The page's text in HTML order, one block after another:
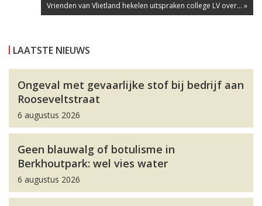
Vrienden van Vlietland hekelen uitspraken college LV over... »
LAATSTE NIEUWS
Ongeval met gevaarlijke stof bij bedrijf aan
Rooseveltstraat
6 augustus 2026
Geen blauwalg of botulisme in
Berkhoutpark: wel vies water
6 augustus 2026